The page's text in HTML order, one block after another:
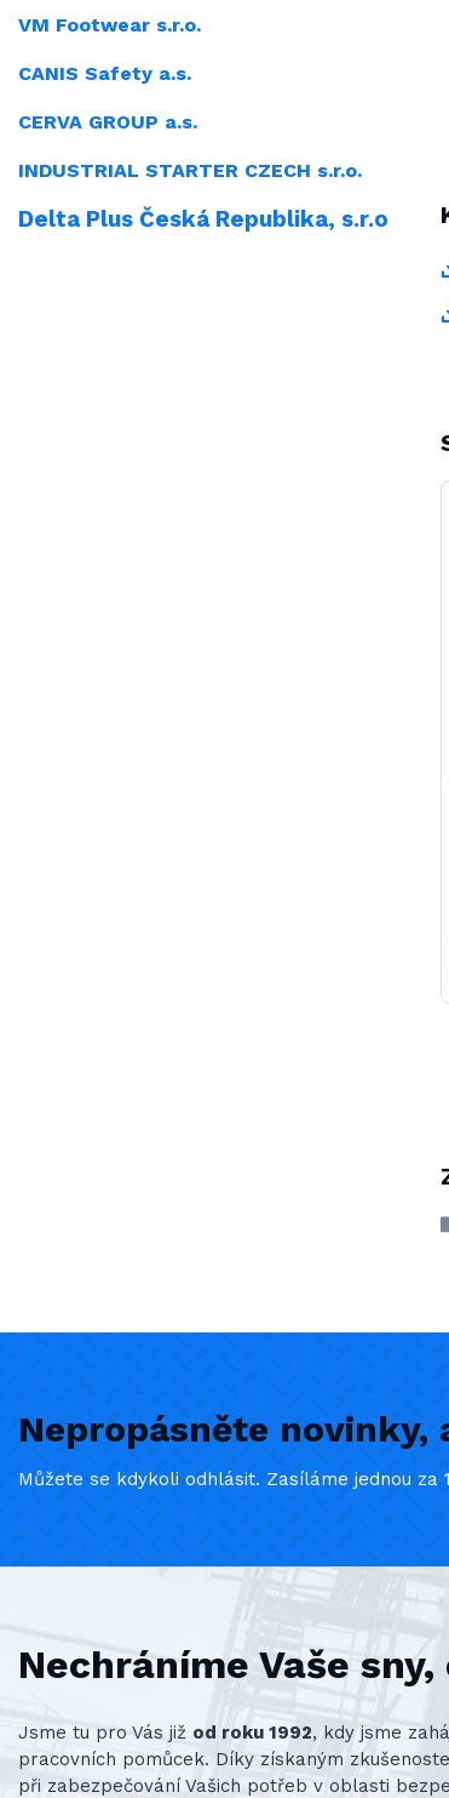
VM Footwear s.r.o.
CANIS Safety a.s.
CERVA GROUP a.s.
INDUSTRIAL STARTER CZECH s.r.o.
Delta Plus Česká Republika, s.r.o
Nepropásněte novinky,
Můžete se kdykoli odhlásit. Zasíláme jednou za
Nechráníme Vaše
Jsme tu pro Vás již od roku 1992, kdy jsme
pracovních pomůcek. Díky získaným
při zabezpečování Vašich potřeb v oblasti